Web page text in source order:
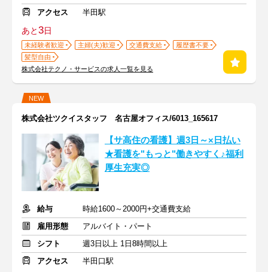
アクセス
半田駅
あと3日
未経験者歓迎 主婦(夫)歓迎 交通費支給
履歴書不要
髪型自由
株式会社テクノ・サービスの求人一覧を見る
NEW
株式会社ツクイスタッフ 名古屋オフィス/6013_165617
【サ高住の看護】週3日～×日払い
★看護を"もっと"働きやすく♪福利
厚生充実◎
給与
時給1600～2000円+交通費支給
雇用形態
アルバイト・パート
シフト
週3日以上 1日8時間以上
アクセス
半田口駅